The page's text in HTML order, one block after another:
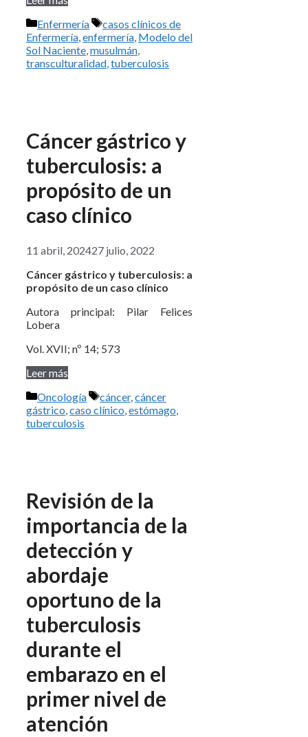
Categorías
Enfermería Etiquetas
casos clínicos de
Enfermería enfermería Modelo del
Sol Naciente musulmán
transculturalidad tuberculosis
Cáncer gástrico y
tuberculosis: a
propósito de un
caso clínico
11 abril, 202427 julio, 2022
Cáncer gástrico y tuberculosis: a
propósito de un caso clínico
Autora principal: Pilar Felices
Lobera
Vol. XVII; nº 14; 573
Leer más
Categorías
Oncología Etiquetas
cáncer,cáncer
gástrico,caso clínico,estómago,
tuberculosis
Revisión de la
importancia de la
detección y
abordaje
oportuno de la
tuberculosis
durante el
embarazo en el
primer nivel de
atención